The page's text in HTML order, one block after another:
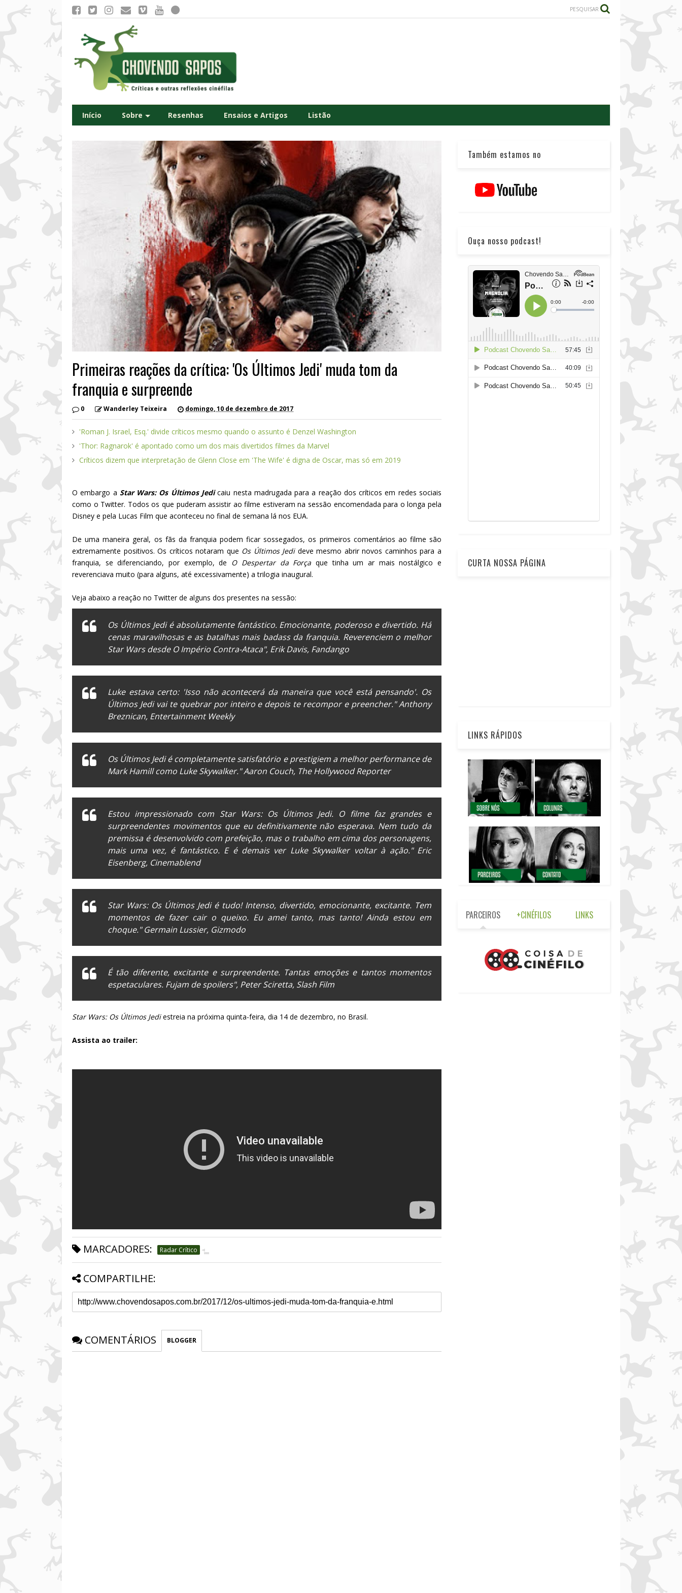
PESQUISAR
Início Sobre Resenhas Ensaios e Artigos Listão
Primeiras reações da crítica: 'Os Últimos Jedi' muda tom da
franquia e surpreende
0 Wanderley Teixeira domingo, 10 de dezembro de 2017
'Roman J. Israel, Esq.' divide críticos mesmo quando o assunto é Denzel Washington
'Thor: Ragnarok' é apontado como um dos mais divertidos filmes da Marvel
Críticos dizem que interpretação de Glenn Close em 'The Wife' é digna de Oscar, mas só em 2019
O embargo a Star Wars: Os Últimos Jedi caiu nesta madrugada para a reação dos críticos em redes sociais
como o Twitter. Todos os que puderam assistir ao filme estiveram na sessão encomendada para o longa pela
Disney e pela Lucas Film que aconteceu no final de semana lá nos EUA.
De uma maneira geral, os fãs da franquia podem ficar sossegados, os primeiros comentários ao filme são
extremamente positivos. Os críticos notaram que Os Últimos Jedi deve mesmo abrir novos caminhos para a
franquia, se diferenciando, por exemplo, de O Despertar da Força que tinha um ar mais nostálgico e
reverenciava muito (para alguns, até excessivamente) a trilogia inaugural.
Veja abaixo a reação no Twitter de alguns dos presentes na sessão:
Os Últimos Jedié absolutamente fantástico. Emocionante, poderoso e divertido. Há
cenas maravilhosas e as batalhas mais badass da franquia. Reverenciem o melhor
Star Warsdesde O Império Contra-Ataca", Erik Davis, Fandango
Luke estava certo: 'Isso não acontecerá da maneira que você está pensando'. Os
Últimos Jedi vai te quebrar por inteiro e depois te recompor e preencher." Anthony
Breznican, Entertainment Weekly
Os Últimos Jedié completamente satisfatório e prestigiem a melhor performance de
Mark Hamill como Luke Skywalker." Aaron Couch, The Hollywood Reporter
Estou impressionado com Star Wars: Os Últimos Jedi. O filme faz grandes e
surpreendentes movimentos que eu definitivamente não esperava. Nem tudo da
premissa é desenvolvido com prefeição, mas o trabalho em cima dos personagens,
mais uma vez, é fantástico. E é demais ver Luke Skywalker voltar à ação." Eric
Eisenberg, Cinemablend
Star Wars: Os Últimos Jedi é tudo! Intenso, divertido, emocionante, excitante. Tem
momentos de fazer cair o queixo. Eu amei tanto, mas tanto! Ainda estou em
choque." Germain Lussier, Gizmodo
É tão diferente, excitante e surpreendente. Tantas emoções e tantos momentos
espetaculares. Fujam despoilers", Peter Sciretta, Slash Film
Star Wars: Os Últimos Jediestreia na próxima quinta-feira, dia 14 de dezembro, no Brasil.
Assista ao trailer:
MARCADORES: Radar Crítico
COMPARTILHE:
COMENTÁRIOS BLOGGER
Também estamos no
Ouça nosso podcast!
CURTA NOSSA PÁGINA
LINKS RÁPIDOS
PARCEIROS +CINÉFILOS LINKS